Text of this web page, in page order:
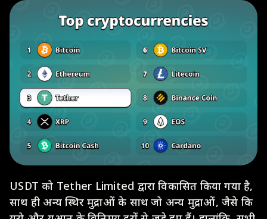
USDT को Tether Limited द्वारा विकासित किया गया है,
साथ ही अन्य स्थिर मुद्राओं के साथ जो अन्य मुद्राओं, जैसे कि